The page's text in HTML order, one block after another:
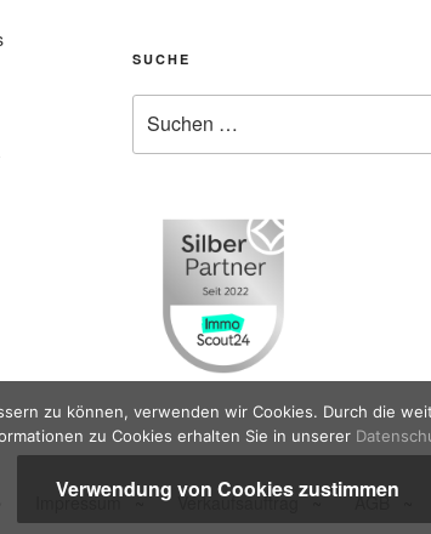
SUCHE
nach:
Impressum ~ Verkaufsauftrag ~ AGB
zu können, verwenden wir Cookies. Durch die
zu Cookies erhalten Sie in unserer
Verwendung von Cookies zustimmen